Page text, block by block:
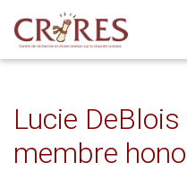
Lucie
membre